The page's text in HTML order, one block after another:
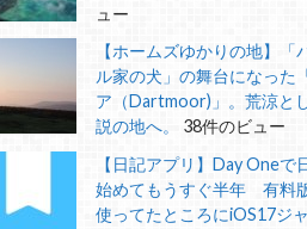
ュー
【ホームズゆかりの地】「
ル家の犬」の舞台になった
ア（Dartmoor)」。荒涼と
説の地へ。
38件のビュー
【日記アプリ】Day Oneで
始めてもうすぐ半年 有料
使ってたところにiOS17ジ